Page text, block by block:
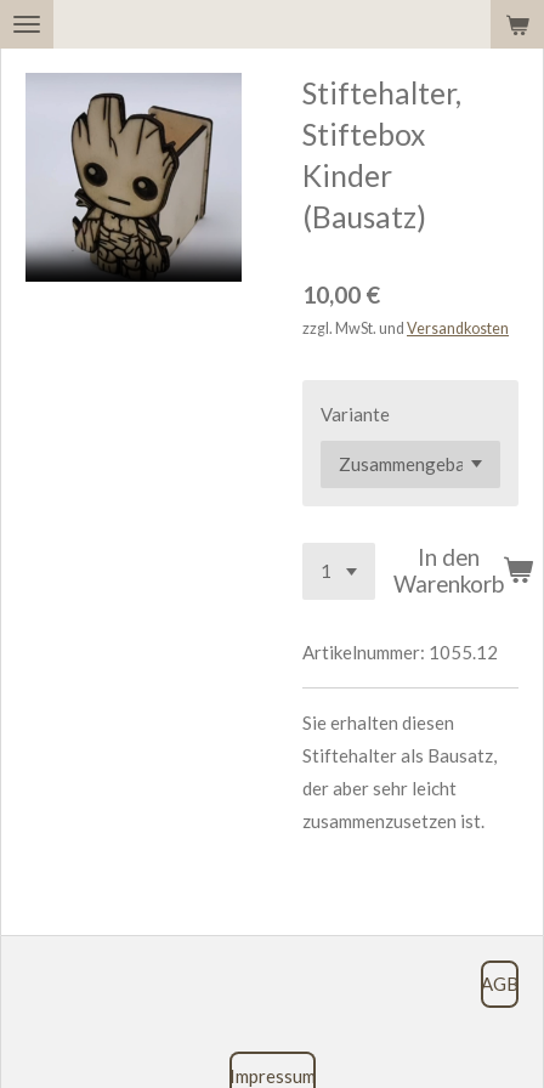
Zum
Stiftehalter,
Stiftebox
Kinder
(Bausatz)
10,00 €
zzgl. MwSt. und Versandkosten
Variante
In den
Warenkorb
Artikelnummer: 1055.12
Sie erhalten diesen
Stiftehalter als Bausatz,
der aber sehr leicht
zusammenzusetzen ist.
AGB
Impressum